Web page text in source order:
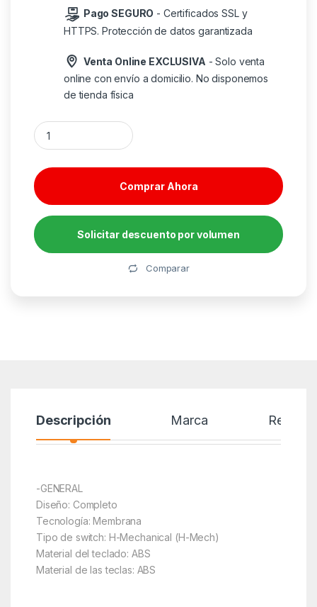
Pago SEGURO - Certificados SSL y
HTTPS. Protección de datos garantizada
Venta Online EXCLUSIVA - Solo venta
online con envío a domicilio. No disponemos
de tienda física
Teclado mars gaming mk124 cantidad
Comprar Ahora
Solicitar descuento por volumen
Comparar
Descripción Marca Reseñas
-GENERAL
Diseño: Completo
Tecnología: Membrana
Tipo de switch: H-Mechanical (H-Mech)
Material del teclado: ABS
Material de las teclas: ABS